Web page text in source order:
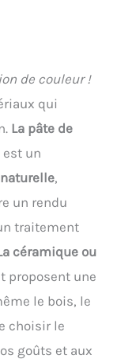
de couleur !
qui
La pâte de
un
,
un rendu
traitement
céramique ou
proposent une
le bois, le
choisir le
goûts et aux